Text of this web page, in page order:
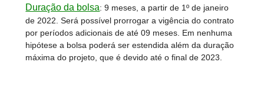
Duração da bolsa:9 meses, a partir de 1º de janeiro
de 2022. Será possível prorrogar a vigência do contrato
por períodos adicionais de até 09 meses. Em nenhuma
hipótese a bolsa poderá ser estendida além da duração
máxima do projeto, que é devido até o final de 2023.